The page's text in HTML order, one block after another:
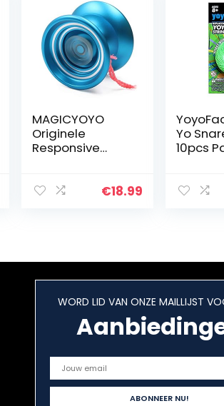
MAGICYOYO
Originele
Responsive
voor Beginner
€18.99
Yo
10pcs
Works
WORD LID VAN ONZE MAILLIJST